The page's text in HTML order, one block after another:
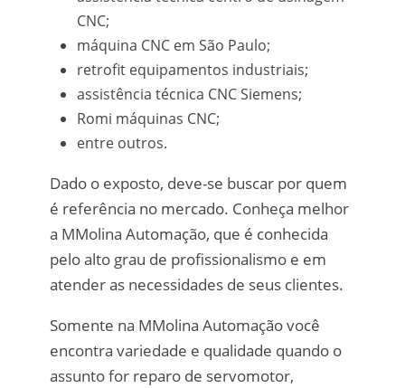
CNC;
máquina CNC em São Paulo;
retrofit equipamentos industriais;
assistência técnica CNC Siemens;
Romi máquinas CNC;
entre outros.
Dado o exposto, deve-se buscar por quem
é referência no mercado. Conheça melhor
a MMolina Automação, que é conhecida
pelo alto grau de profissionalismo e em
atender as necessidades de seus clientes.
Somente na MMolina Automação você
encontra variedade e qualidade quando o
assunto for reparo de servomotor,